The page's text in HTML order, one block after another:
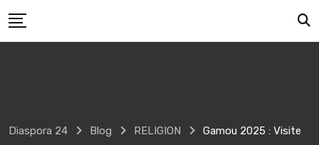
to
Diaspora 24 Blog RELIGION
Gamou 2025 : Visite